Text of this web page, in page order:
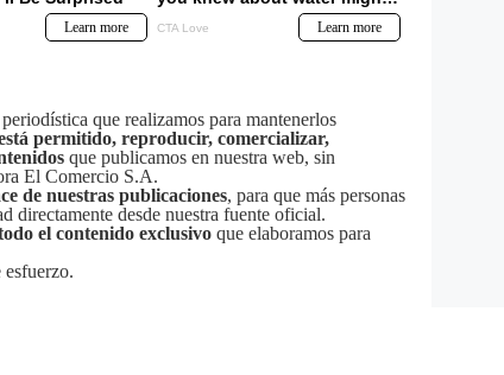
que realizamos para mantenerlos
permitido, reproducir, comercializar,
que publicamos en nuestra web, sin
El Comercio S.A.
de nuestras publicaciones, para que más personas
directamente desde nuestra fuente oficial.
el contenido exclusivo que elaboramos para